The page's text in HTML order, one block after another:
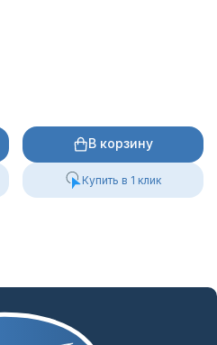
В корзину
Купить в 1 клик